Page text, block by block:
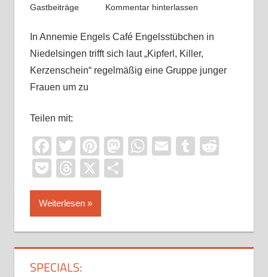
Gastbeiträge
Kommentar hinterlassen
In Annemie Engels Café Engelsstübchen in
Niedelsingen trifft sich laut „Kipferl, Killer,
Kerzenschein“ regelmäßig eine Gruppe junger
Frauen um zu
Teilen mit:
Facebook
TwitterPinterest
Mastodon
WhatsApp
EmailTumblr
PocketThreads
X
Weiterlesen
SPECIALS: